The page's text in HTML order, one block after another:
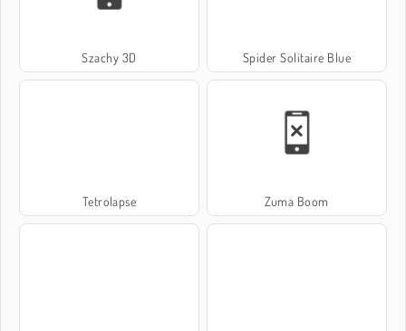
Szachy 3D Spider Solitaire Blue
Tetrolapse Zuma Boom